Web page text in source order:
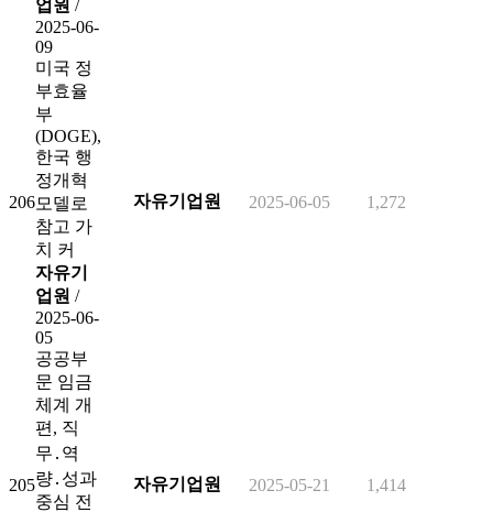
업원 /
2025-06-
09
206
미국 정
부효율
부
(DOGE),
한국 행
정개혁
모델로
참고 가
치 커
자유기
업원 /
2025-06-
05
자유기업원 2025-06-05 1,272
205
공공부
문 임금
체계 개
편, 직
무․역
량․성과
중심 전
자유기업원 2025-05-21 1,414